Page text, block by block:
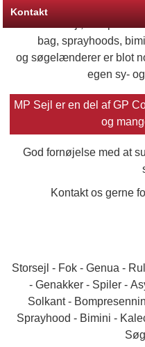
Kontakt
Nye sejl, reparation af
rullesejl,
bag, sprayhoods,
og søgelænderer er blot
egen sy-
MP Sejl er en del af GP
og
God fornøjelse med at
Kontakt os gerne
Storsejl - Fok - Genua -
- Genakker - Spiler -
Solkant -
Sprayhood - Bimini -